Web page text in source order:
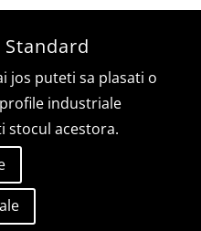
jos puteti sa plasati o
industriale
stocul acestora.